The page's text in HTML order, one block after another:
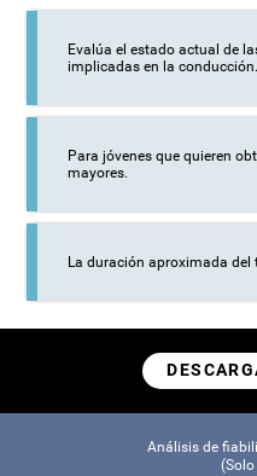
Evalúa el estado actual de
implicadas en la conducción.
Para jóvenes que quieren
mayores.
La duración aproximada del
Análisis de